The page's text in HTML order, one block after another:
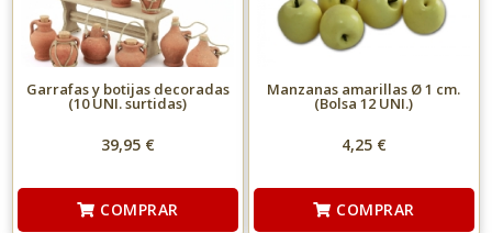
Garrafas y botijas decoradas
(10 UNI. surtidas)
39,95 €
COMPRAR
Manzanas amarillas Ø 1 cm.
(Bolsa 12 UNI.)
4,25 €
COMPRAR